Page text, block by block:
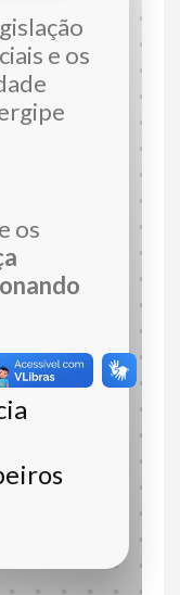
e os
os